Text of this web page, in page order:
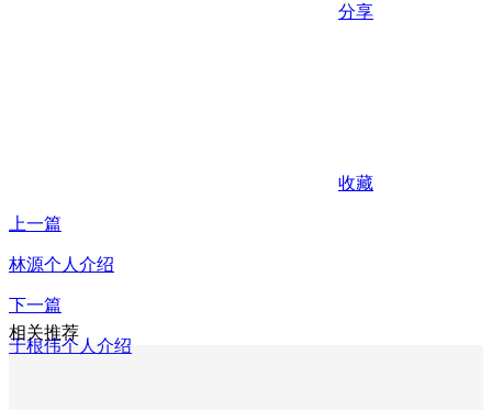
分享
收藏
上一篇
林源个人介绍
下一篇
于根伟个人介绍
相关推荐